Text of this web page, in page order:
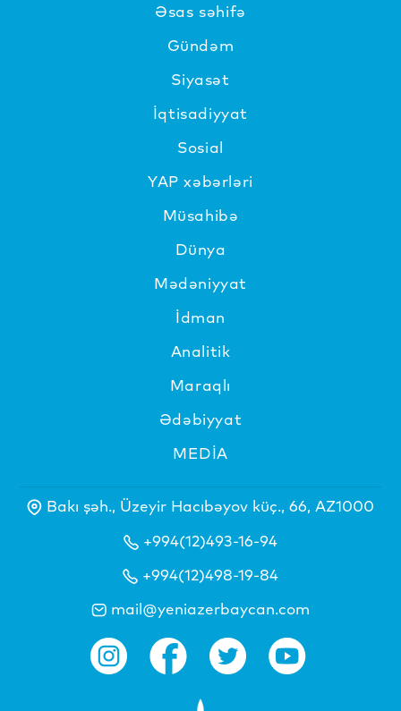
Əsas səhifə
Gündəm
Siyasət
İqtisadiyyat
Sosial
YAP xəbərləri
Müsahibə
Dünya
Mədəniyyat
İdman
Analitik
Maraqlı
Ədəbiyyat
MEDİA
Bakı şəh., Üzeyir Hacıbəyov küç., 66, AZ1000
+994(12)493-16-94
+994(12)498-19-84
mail@yeniazerbaycan.com